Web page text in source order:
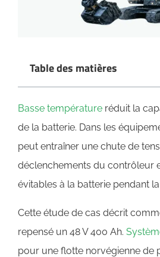
Table des matières
Basse température réduit la
de la batterie. Dans les
peut entraîner une chute de
déclenchements du contrôleur
évitables à la batterie pendant
Cette étude de cas décrit
repensé un 48 V 400 Ah.
pour une flotte norvégienne de